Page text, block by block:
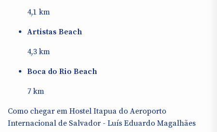
4,1 km
Artistas Beach
4,3 km
Boca do Rio Beach
7 km
Como chegar em Hostel Itapua do Aeroporto
Internacional de Salvador - Luís Eduardo Magalhães